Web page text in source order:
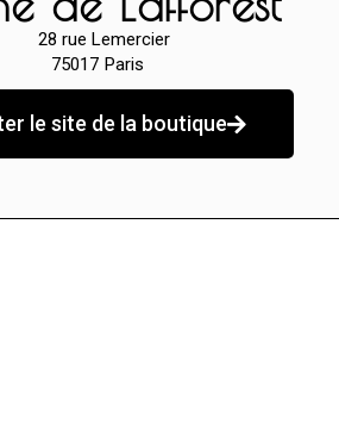
28 rue Lemercier
75017 Paris
le site de la boutique